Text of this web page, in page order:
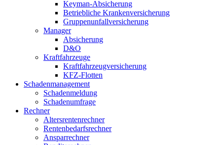
Keyman-Absicherung
Betriebliche Krankenversicherung
Gruppenunfallversicherung
Manager
Absicherung
D&O
Kraftfahrzeuge
Kraftfahrzeugversicherung
KFZ-Flotten
Schadenmanagement
Schadenmeldung
Schadenumfrage
Rechner
Altersrentenrechner
Rentenbedarfsrechner
Ansparrechner